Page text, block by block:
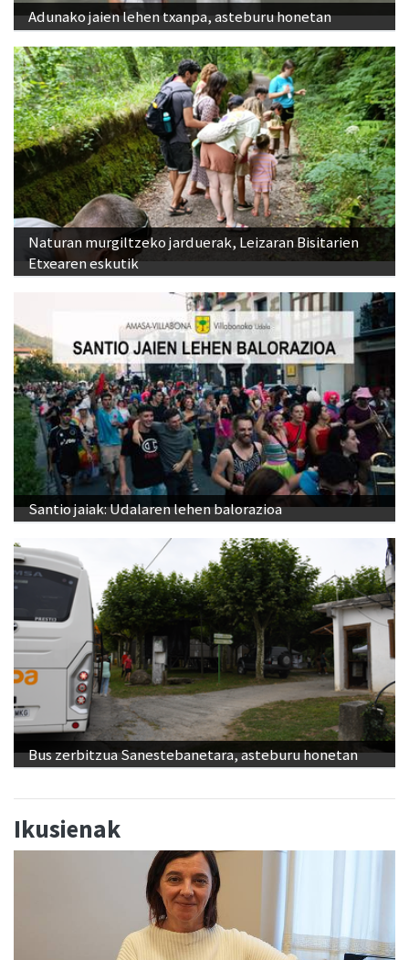
Adunako jaien lehen txanpa, asteburu honetan
Naturan murgiltzeko jarduerak, Leizaran Bisitarien
Etxearen eskutik
Santio jaiak: Udalaren lehen balorazioa
Bus zerbitzua Sanestebanetara, asteburu honetan
Ikusienak